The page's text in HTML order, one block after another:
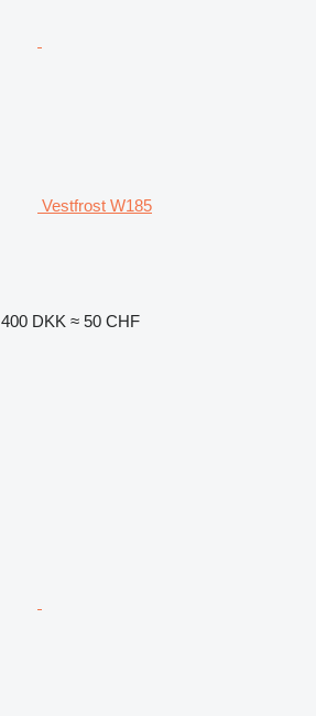
Vestfrost W185
400 DKK ≈ 50 CHF